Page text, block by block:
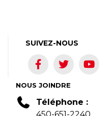
NOUS JOINDRE
Téléphone :
SUIVEZ-NOUS